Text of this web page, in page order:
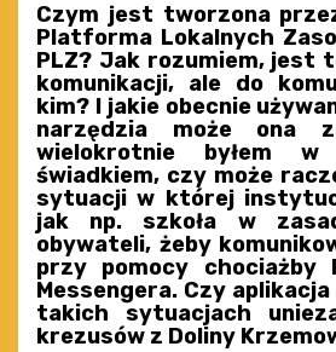
Czym jest tworzona
Platforma Lokalnych
PLZ? Jak rozumiem, jest
komunikacji, ale do
kim? I jakie obecnie
narzędzia może ona
wielokrotnie byłem
świadkiem, czy może
sytuacji w której
jak np. szkoła w
obywateli, żeby
przy pomocy chociażby
Messengera. Czy aplikacja
takich sytuacjach
krezusów z Doliny